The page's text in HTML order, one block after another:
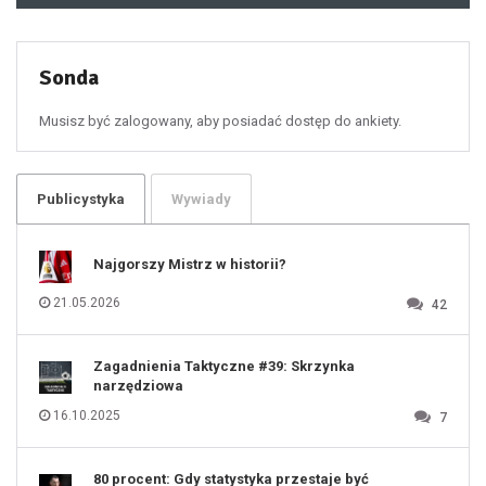
Sonda
Musisz być zalogowany, aby posiadać dostęp do ankiety.
Publicystyka Wywiady
Najgorszy Mistrz w historii?
21.05.2026 42
Zagadnienia Taktyczne #39: Skrzynka
narzędziowa
16.10.2025 7
80 procent: Gdy statystyka przestaje być